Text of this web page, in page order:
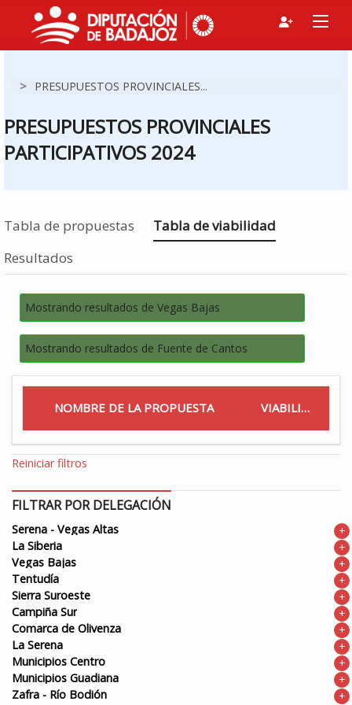
> PRESUPUESTOS PROVINCIALES...
PRESUPUESTOS PROVINCIALES
PARTICIPATIVOS 2024
Tabla de propuestas Estás en
Tabla de viabilidad
Resultados
Mostrando resultados de Vegas Bajas
Mostrando resultados de Fuente de Cantos
NOMBRE DE LA PROPUESTA VIABILIDAD
Reiniciar filtros
FILTRAR POR DELEGACIÓN